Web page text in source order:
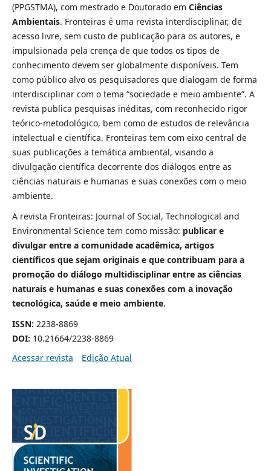
(PPGSTMA), com mestrado e Doutorado em Ciências
Ambientais. Fronteiras é uma revista interdisciplinar, de
acesso livre, sem custo de publicação para os autores, e
impulsionada pela crença de que todos os tipos de
conhecimento devem ser globalmente disponíveis. Tem
como público alvo os pesquisadores que dialogam de forma
interdisciplinar com o tema “sociedade e meio ambiente”. A
revista publica pesquisas inéditas, com reconhecido rigor
teórico-metodológico, bem como de estudos de relevância
intelectual e científica. Fronteiras tem com eixo central de
suas publicações a temática ambiental, visando a
divulgação científica decorrente dos diálogos entre as
ciências naturais e humanas e suas conexões com o meio
ambiente.
A revista Fronteiras: Journal of Social, Technological and
Environmental Science tem como missão: publicar e
divulgar entre a comunidade acadêmica, artigos
científicos que sejam originais e que contribuam para a
promoção do diálogo multidisciplinar entre as ciências
naturais e humanas e suas conexões com a inovação
tecnológica, saúde e meio ambiente.
ISSN: 2238-8869
DOI: 10.21664/2238-8869
Acessar revista
Edição Atual